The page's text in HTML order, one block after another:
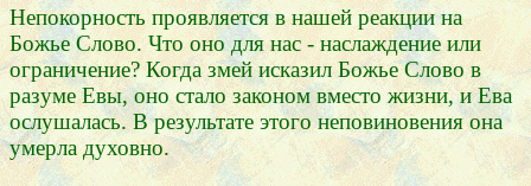
Непокорность проявляется в нашей реакции на
Божье Слово. Что оно для нас - наслаждение или
ограничение? Когда змей исказил Божье Слово в
разуме Евы, оно стало законом вместо жизни, и Ева
ослушалась. В результате этого неповиновения она
умерла духовно.